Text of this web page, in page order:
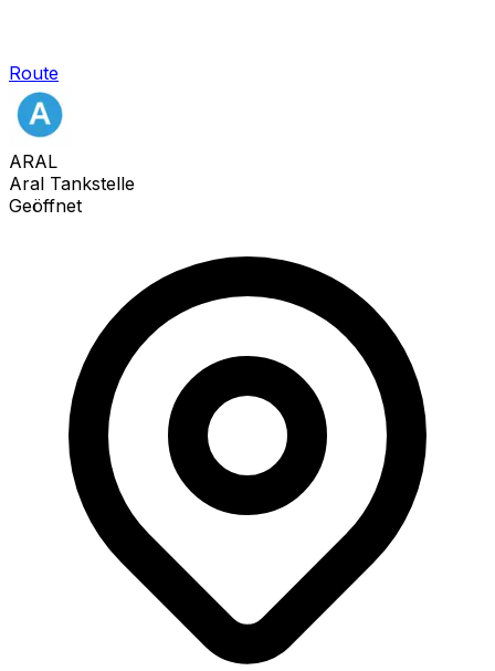
Route
ARAL
Aral Tankstelle
Geöffnet